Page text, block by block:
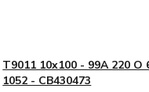
T9011 10x100 - 99A 220 O
1052 - CB430473